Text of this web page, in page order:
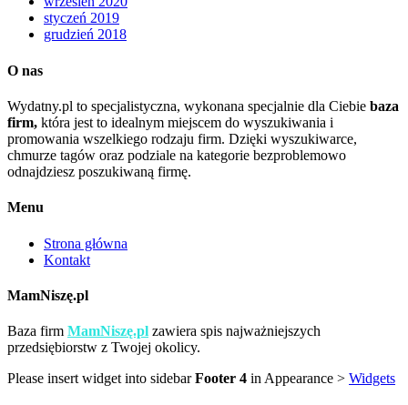
styczeń 2019
grudzień 2018
O nas
Wydatny.pl to specjalistyczna, wykonana specjalnie dla Ciebie baza
firm, która jest to idealnym miejscem do wyszukiwania i
promowania wszelkiego rodzaju firm. Dzięki wyszukiwarce,
chmurze tagów oraz podziale na kategorie bezproblemowo
odnajdziesz poszukiwaną firmę.
Menu
Strona główna
Kontakt
MamNiszę.pl
Baza firm MamNiszę.pl zawiera spis najważniejszych
przedsiębiorstw z Twojej okolicy.
Please insert widget into sidebarFooter 4 in Appearance > Widgets